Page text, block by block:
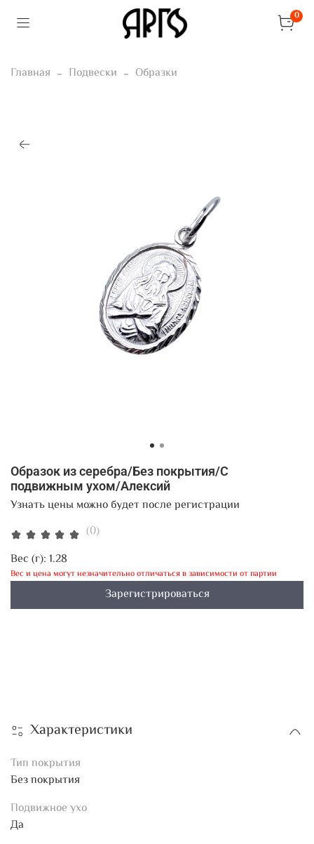
0
Главная Подвески Образки
(0)
Образок из серебра/Без покрытия/С
подвижным ухом/Алексий
Узнать цены можно будет после регистрации
Вес (г): 1.28
Вес и цена могут незначительно отличаться в зависимости от партии
Зарегистрироваться
Характеристики
Тип покрытия
Без покрытия
Подвижное ухо
Да